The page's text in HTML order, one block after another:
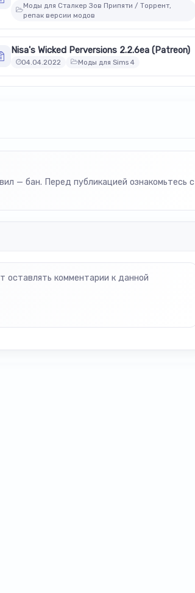
Моды для Сталкер Зов Припяти / Торрент,
репак версии модов
Nisa's Wicked Perversions 2.2.6ea (Patreon)
04.04.2022 Моды для Sims 4
— бан. Перед публикацией ознакомьтесь с
оставлять комментарии к данной